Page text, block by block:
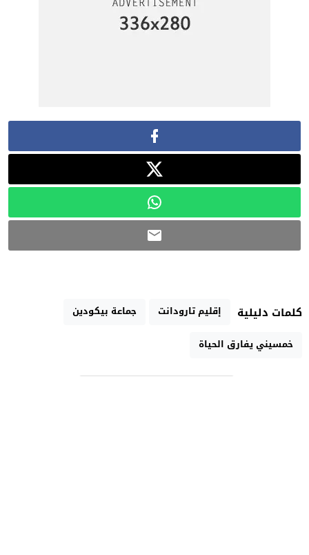
كلمات دليلية إقليم تارودانت
جماعة بيكودين
خمسيني يفارق الحياة